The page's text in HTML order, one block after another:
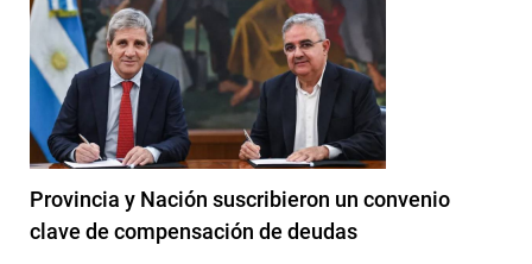
Provincia y Nación suscribieron un convenio
clave de compensación de deudas